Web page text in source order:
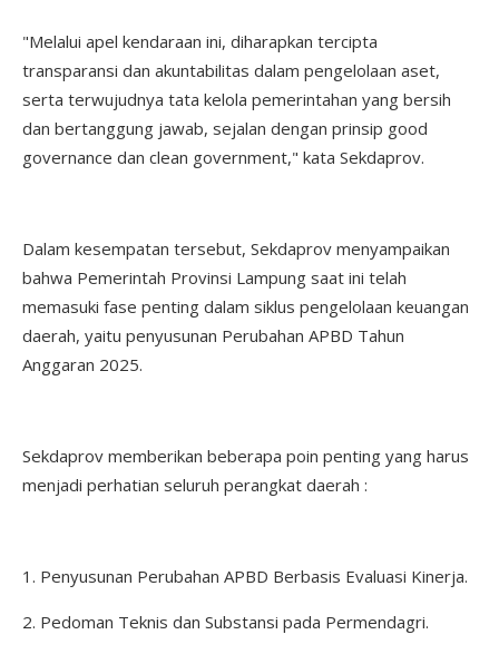
"Melalui apel kendaraan ini, diharapkan tercipta
transparansi dan akuntabilitas dalam pengelolaan aset,
serta terwujudnya tata kelola pemerintahan yang bersih
dan bertanggung jawab, sejalan dengan prinsip good
governance dan clean government," kata Sekdaprov.
Dalam kesempatan tersebut, Sekdaprov menyampaikan
bahwa Pemerintah Provinsi Lampung saat ini telah
memasuki fase penting dalam siklus pengelolaan keuangan
daerah, yaitu penyusunan Perubahan APBD Tahun
Anggaran 2025.
Sekdaprov memberikan beberapa poin penting yang harus
menjadi perhatian seluruh perangkat daerah :
1. Penyusunan Perubahan APBD Berbasis Evaluasi Kinerja.
2. Pedoman Teknis dan Substansi pada Permendagri.